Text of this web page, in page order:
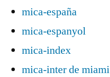
mica-españa
mica-espanyol
mica-index
mica-inter de miami